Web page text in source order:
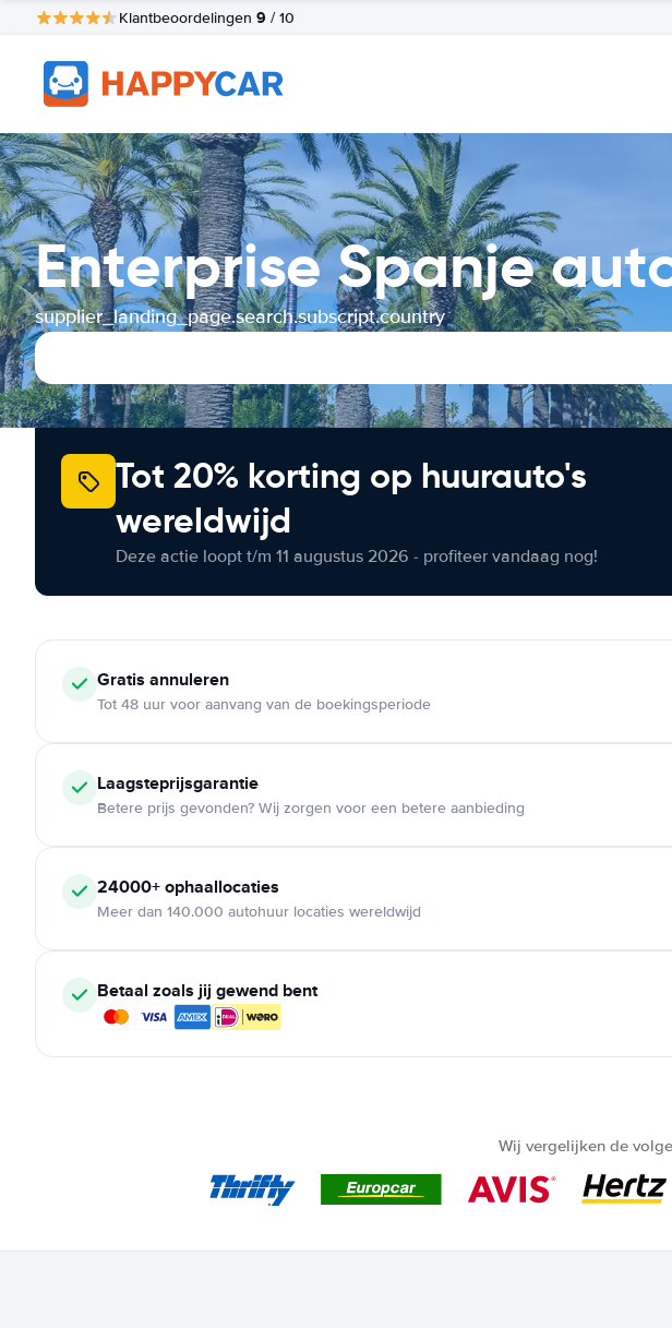
Klantbeoordelingen 9 / 10
Enterprise Spanje
supplier_landing_page.search.subscript.country
Tot 20% korting op huurauto's
wereldwijd
Deze actie loopt t/m 11 augustus 2026 - profiteer vandaag nog!
Gratis annuleren
Tot 48 uur voor aanvang van de boekingsperiode
Laagsteprijsgarantie
Betere prijs gevonden? Wij zorgen voor een betere aanbieding
24000+ ophaallocaties
Meer dan 140.000 autohuur locaties wereldwijd
Betaal zoals jij gewend bent
Wij vergelijken de